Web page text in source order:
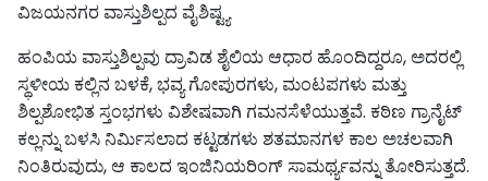
ವಿಜಯನಗರ ವಾಸ್ತುಶಿಲ್ಪದ ವೈಶಿಷ್ಟ್ಯ
ಹಂಪಿಯ ವಾಸ್ತುಶಿಲ್ಪವು ದ್ರಾವಿಡ ಶೈಲಿಯ ಆಧಾರ ಹೊಂದಿದ್ದರೂ, ಅದರಲ್ಲಿ
ಸ್ಥಳೀಯ ಕಲ್ಲಿನ ಬಳಕೆ, ಭವ್ಯ ಗೋಪುರಗಳು, ಮಂಟಪಗಳು ಮತ್ತು
ಶಿಲ್ಪಶೋಭಿತ ಸ್ತಂಭಗಳು ವಿಶೇಷವಾಗಿ ಗಮನಸೆಳೆಯುತ್ತವೆ. ಕಠಿಣ ಗ್ರಾನೈಟ್
ಕಲ್ಲನ್ನು ಬಳಸಿ ನಿರ್ಮಿಸಲಾದ ಕಟ್ಟಡಗಳು ಶತಮಾನಗಳ ಕಾಲ ಅಚಲವಾಗಿ
ನಿಂತಿರುವುದು, ಆ ಕಾಲದ ಇಂಜಿನಿಯರಿಂಗ್ ಸಾಮರ್ಥ್ಯವನ್ನು ತೋರಿಸುತ್ತದೆ.